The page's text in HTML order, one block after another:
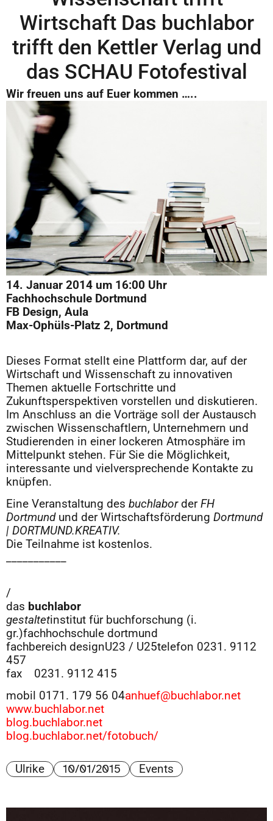
Wirtschaft Das buchlabor
trifft den Kettler Verlag und
das SCHAU Fotofestival
Wir freuen uns auf Euer kommen …..
14. Januar 2014 um 16:00 Uhr
Fachhochschule Dortmund
FB Design, Aula
Max-Ophüls-Platz 2, Dortmund
Dieses Format stellt eine Plattform dar, auf der
Wirtschaft und Wissenschaft zu innovativen
Themen aktuelle Fortschritte und
Zukunftsperspektiven vorstellen und diskutieren.
Im Anschluss an die Vorträge soll der Austausch
zwischen Wissenschaftlern, Unternehmern und
Studierenden in einer lockeren Atmosphäre im
Mittelpunkt stehen. Für Sie die Möglichkeit,
interessante und vielversprechende Kontakte zu
knüpfen.
Eine Veranstaltung des buchlaborderFH
Dortmundund der Wirtschaftsförderung Dortmund
| DORTMUND.KREATIV.
Die Teilnahme ist kostenlos.
/
das buchlabor
gestaltetinstitut für buchforschung (i.
gr.)fachhochschule dortmund
fachbereich designU23 / U25telefon 0231. 9112
457
fax 0231. 9112 415
mobil 0171. 179 56 04anhuef@buchlabor.net
www.buchlabor.net
blog.buchlabor.net
blog.buchlabor.net/fotobuch/
Ulrike 10/01/2015 Events